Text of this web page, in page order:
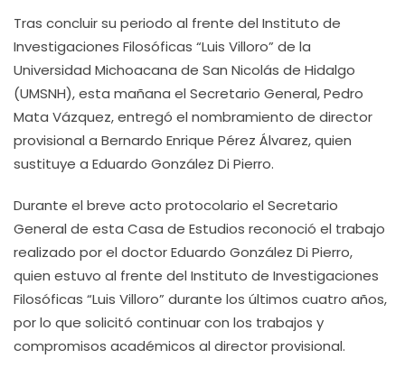
Tras concluir su periodo al frente del Instituto de
Investigaciones Filosóficas “Luis Villoro” de la
Universidad Michoacana de San Nicolás de Hidalgo
(UMSNH), esta mañana el Secretario General, Pedro
Mata Vázquez, entregó el nombramiento de director
provisional a Bernardo Enrique Pérez Álvarez, quien
sustituye a Eduardo González Di Pierro.
Durante el breve acto protocolario el Secretario
General de esta Casa de Estudios reconoció el trabajo
realizado por el doctor Eduardo González Di Pierro,
quien estuvo al frente del Instituto de Investigaciones
Filosóficas “Luis Villoro” durante los últimos cuatro años,
por lo que solicitó continuar con los trabajos y
compromisos académicos al director provisional.